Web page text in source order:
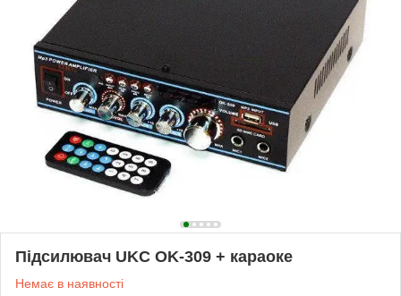
Підсилювач UKC OK-309 + караоке
Немає в наявності